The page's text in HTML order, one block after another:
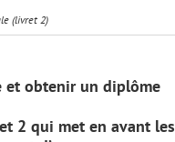
(livret 2)
et obtenir un diplôme
2 qui met en avant les